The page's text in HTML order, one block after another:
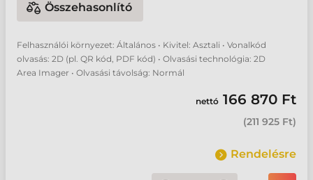
Összehasonlító
Felhasználói környezet: Általános • Kivitel: Asztali • Vonalkód
olvasás: 2D (pl. QR kód, PDF kód) • Olvasási technológia: 2D
Area Imager • Olvasási távolság: Normál
nettó 166 870 Ft
(211 925 Ft)
Rendelésre